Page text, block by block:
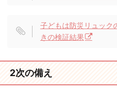
子どもは防災リュック
きの検証結果
2次の備え